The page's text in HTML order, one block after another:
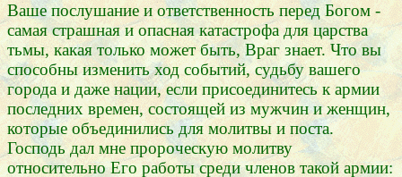
Ваше послушание и ответственность перед Богом -
самая страшная и опасная катастрофа для царства
тьмы, какая только может быть, Враг знает. Что вы
способны изменить ход событий, судьбу вашего
города и даже нации, если присоединитесь к армии
последних времен, состоящей из мужчин и женщин,
которые объединились для молитвы и поста.
Господь дал мне пророческую молитву
относительно Его работы среди членов такой армии: